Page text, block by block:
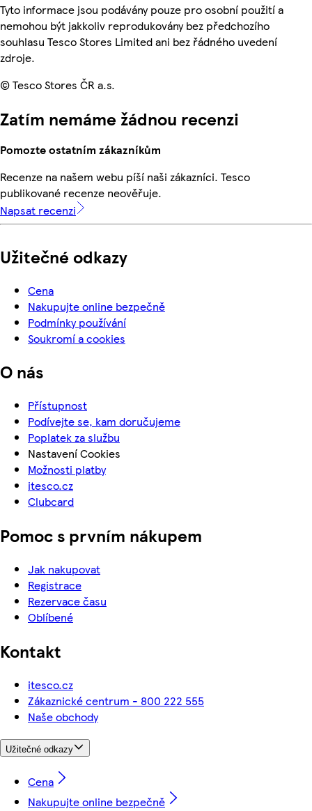
Tyto informace jsou podávány pouze pro osobní použití a
nemohou být jakkoliv reprodukovány bez předchozího
souhlasu Tesco Stores Limited ani bez řádného uvedení
zdroje.
© Tesco Stores ČR a.s.
Zatím nemáme žádnou recenzi
Pomozte ostatním zákazníkům
Recenze na našem webu píší naši zákazníci. Tesco
publikované recenze neověřuje.
Napsat recenzi
Užitečné odkazy
Cena
Nakupujte online bezpečně
Podmínky používání
Soukromí a cookies
O nás
Přístupnost
Podívejte se, kam doručujeme
Poplatek za službu
Nastavení Cookies
Možnosti platby
itesco.cz
Clubcard
Pomoc s prvním nákupem
Jak nakupovat
Registrace
Rezervace času
Oblíbené
Kontakt
itesco.cz
Zákaznické centrum - 800 222 555
Naše obchody
Užitečné odkazy
Cena
Nakupujte online bezpečně